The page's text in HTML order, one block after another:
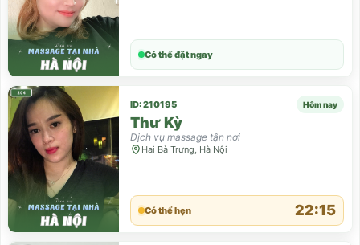
Có thể đặt ngay
ID: 210195 Hôm nay
Thư Kỳ
Dịch vụ massage tận nơi
Hai Bà Trưng, Hà Nội
Có thể hẹn 22:15